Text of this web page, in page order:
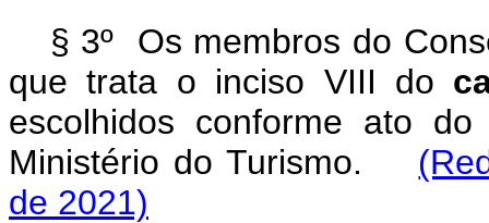
§ 3º Os membros do
que trata o inciso VIII do
escolhidos conforme ato
Ministério do Turismo.
de 2021)